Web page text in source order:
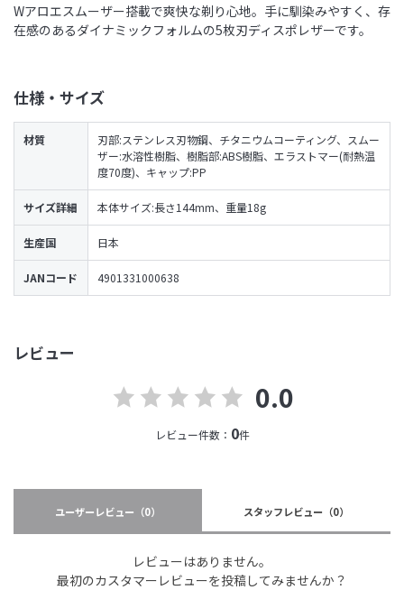
レビュー
0.0
レビュー件数： 0件
ユーザーレビュー （0） スタッフレビュー （0）
レビューはありません。
最初のカスタマーレビューを投稿してみませんか？
Wアロエスムーザー搭載で爽快な剃り心地。手に馴染みやすく、存
在感のあるダイナミックフォルムの5枚刃ディスポレザーです。
仕様・サイズ
材質
刃部:ステンレス刃物鋼、チタニウムコーティング、スムー
ザー:水溶性樹脂、樹脂部:ABS樹脂、エラストマー(耐熱温
度70度)、キャップ:PP
サイズ詳細 本体サイズ:長さ144mm、重量18g
生産国 日本
JANコード 4901331000638